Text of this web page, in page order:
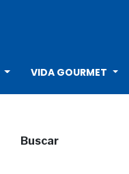
VIDA GOURMET
Buscar